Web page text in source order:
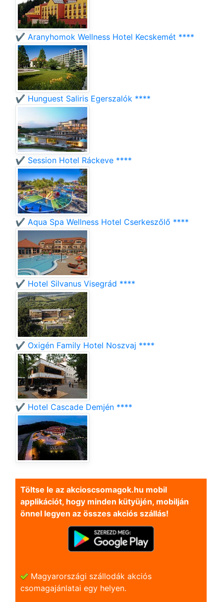
✔️ Aranyhomok Wellness Hotel Kecskemét ****
✔️ Hunguest Saliris Egerszalók ****
✔️ Session Hotel Ráckeve ****
✔️ Aqua Spa Wellness Hotel Cserkeszőlő ****
✔️ Hotel Silvanus Visegrád ****
✔️ Oxigén Family Hotel Noszvaj ****
✔️ Hotel Cascade Demjén ****
Töltse le az akcioscsomagok.hu mobil
applikációt, hogy minden kütyüjén, mobilján
önnel legyen az összes akciós szállás!
Magyarországi szállodák akciós
csomagajánlatai egy helyen.